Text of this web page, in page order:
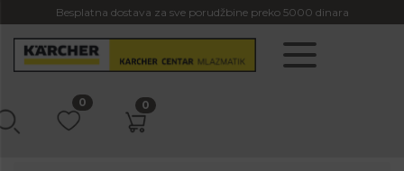
Besplatna dostava za sve porudžbine preko 5000 dinara
0 0